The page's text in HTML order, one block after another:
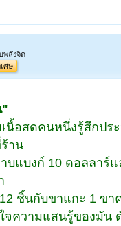
พลังจิต
ศษ
"
เนื้อสดคนหนึ่งรู้สึกปร
าน
บแบงก์ 10 ดอลลาร์แ
ชิ้นกับขาแกะ 1 ขา
จความแสนรู้ของมัน